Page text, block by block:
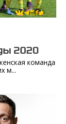
2020
команда
м...